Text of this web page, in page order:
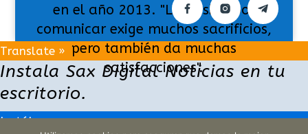
en el año 2013. "La pasión por
comunicar exige muchos sacrificios,
pero también da muchas
satisfacciones".
Translate »
Instala Sax Digital Noticias en tu
escritorio.
Instálame